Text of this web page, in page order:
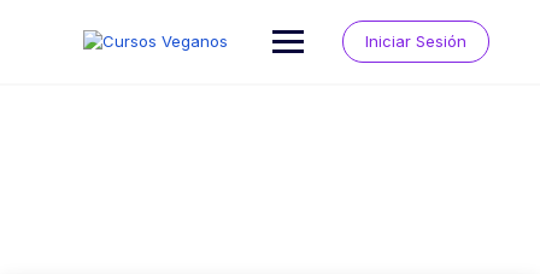
Iniciar Sesión